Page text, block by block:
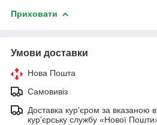
Приховати
Умови доставки
Нова Пошта
Самовивіз
Доставка кур'єром за вказаною
кур'єрську службу «Нової